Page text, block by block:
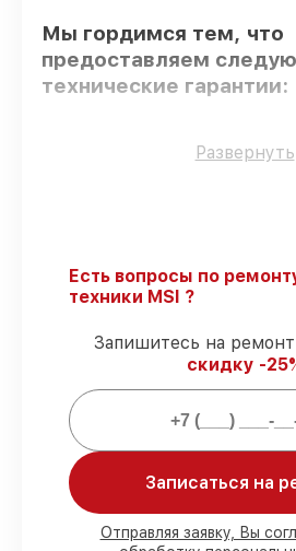
Мы гордимся тем, что
предоставляем
технические гарантии:
Оригинальные детали
Выполнение работ
материнской платы
выполняется строго в
сроки.
Сервис с гарантией–
материнских плат
соблюдением
Мы гарантируем:
80%работ с
Развернуть
Есть вопросы по
техники MSI ?
Запишитесь на
скидку -
Записаться на
Отправляя заявку, Вы